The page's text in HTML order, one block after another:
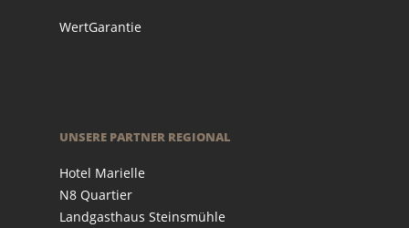
WertGarantie
UNSERE PARTNER REGIONAL
Hotel Marielle
N8 Quartier
Landgasthaus Steinsmühle